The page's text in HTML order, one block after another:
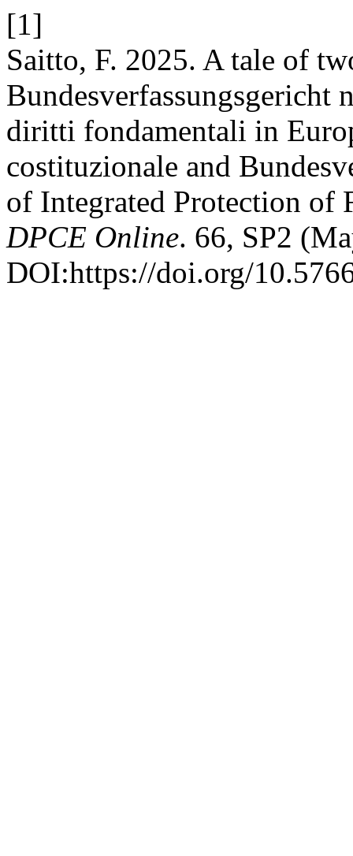
[1]
Saitto, F. 2025. A tale of
Bundesverfassungsgericht
diritti fondamentali in
costituzionale and
of Integrated Protection of
DPCE Online. 66, SP2
DOI:https://doi.org/